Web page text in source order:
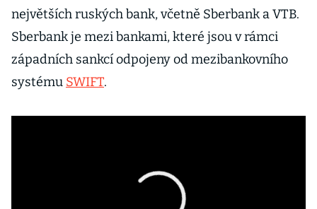
největších ruských bank, včetně Sberbank a VTB.
Sberbank je mezi bankami, které jsou v rámci
západních sankcí odpojeny od mezibankovního
systému SWIFT.